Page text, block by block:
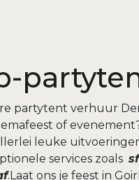
partytent verhuur
of
leuke
services zoals
.Laat ons je feest in